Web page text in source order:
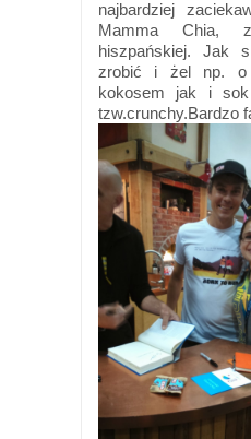
najbardziej
Mamma Chia,
hiszpańskiej. Jak
zrobić i żel np. o
kokosem jak i sok
tzw.crunchy.Bardzo